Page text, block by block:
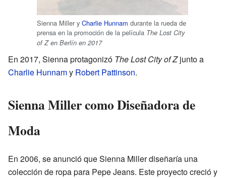
Sienna Miller y Charlie Hunnam durante la rueda de
prensa en la promoción de la película The Lost City
of Z en Berlín en 2017
En 2017, Sienna protagonizó The Lost City of Zjunto a
Charlie Hunnamy Robert Pattinson.
Sienna Miller como Diseñadora de
Moda
En 2006, se anunció que Sienna Miller diseñaría una
colección de ropa para Pepe Jeans. Este proyecto creció y